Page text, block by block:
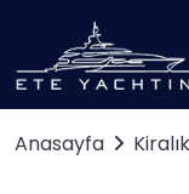
Anasayfa